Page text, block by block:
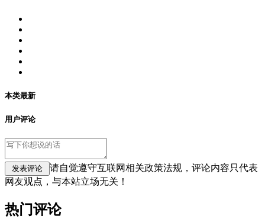
本类最新
用户评论
请自觉遵守互联网相关政策法规，评论内容只代表
网友观点，与本站立场无关！
热门评论